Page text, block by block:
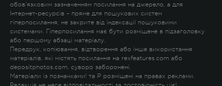
обов'язковим зазначенням посилання на джерело, а для
Інтернет-ресурсів – пряме для пошукових систем
гіперпосилання, не закрите від індексації пошуковими
системами. Гіперпосилання має бути розміщене в підзаголовку
або першому абзаці матеріалу.
Передрук, копіювання, відтворення або інше використання
матеріалів, які містять посилання на rexfeatures.com або
depositphotos.com, суворо заборонені.
Матеріали із позначками! та P розміщені на правах реклами.